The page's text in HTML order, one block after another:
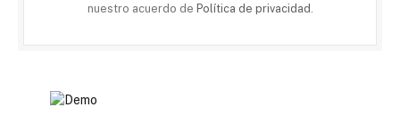
nuestro acuerdo de Política de privacidad .